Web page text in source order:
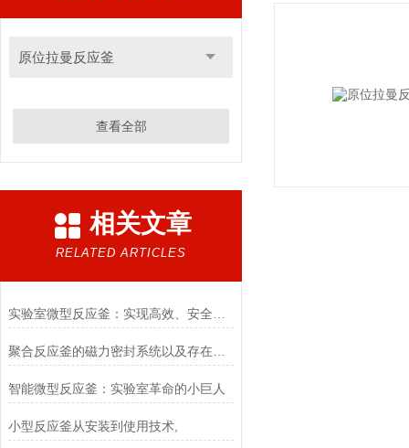
原位拉曼反应釜
查看全部
相关文章
RELATED ARTICLES
聚合反应釜的磁力密封系统以及存在的问题
智能微型反应釜：实验室革命的小巨人
小型反应釜从安装到使用技术,